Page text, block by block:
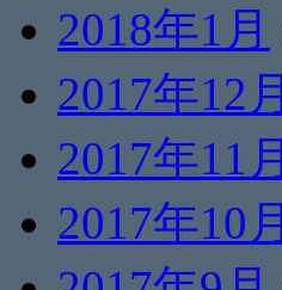
2018年1月
2017年12月
2017年11月
2017年10月